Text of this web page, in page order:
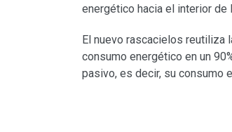
energético hacia el interior de
El nuevo rascacielos reutiliza
consumo energético en un
pasivo, es decir, su consumo